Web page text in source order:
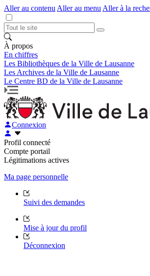
Aller au contenu Aller au menu Aller à la
À propos
En chiffres
Les Bibliothèques de la Ville de Lausanne
Les Archives de la Ville de Lausanne
Le Centre BD de la Ville de Lausanne
Connexion
Profil connecté
Compte portail
Légitimations actives
Ma page personnelle
Suivi des demandes
Mise à jour du profil
Déconnexion